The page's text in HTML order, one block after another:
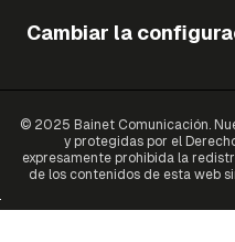
Cambiar la
© 2025 Bainet Comunicación.
y protegidas por el
expresamente prohibida la
de los contenidos de esta web